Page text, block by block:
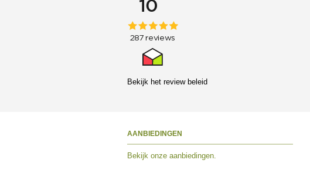
Bekijk het review beleid
AANBIEDINGEN
Bekijk onze aanbiedingen.